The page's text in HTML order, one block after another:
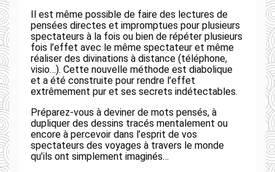
Il est même possible de faire des lectures de
pensées directes et impromptues pour plusieurs
spectateurs à la fois ou bien de répéter plusieurs
fois l’effet avec le même spectateur et même
réaliser des divinations à distance (téléphone,
visio…). Cette nouvelle méthode est diabolique
et a été construite pour rendre l’effet
extrêmement pur et ses secrets indétectables.
Préparez-vous à deviner de mots pensés, à
dupliquer des dessins tracés mentalement ou
encore à percevoir dans l’esprit de vos
spectateurs des voyages à travers le monde
qu’ils ont simplement imaginés…